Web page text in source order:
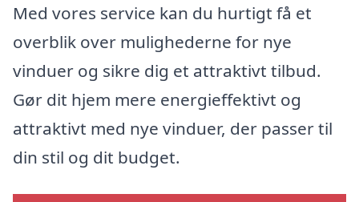
Med vores service kan du hurtigt få et
overblik over mulighederne for nye
vinduer og sikre dig et attraktivt tilbud.
Gør dit hjem mere energieffektivt og
attraktivt med nye vinduer, der passer til
din stil og dit budget.